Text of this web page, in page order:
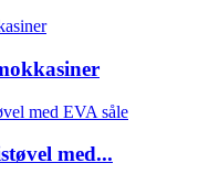
med...